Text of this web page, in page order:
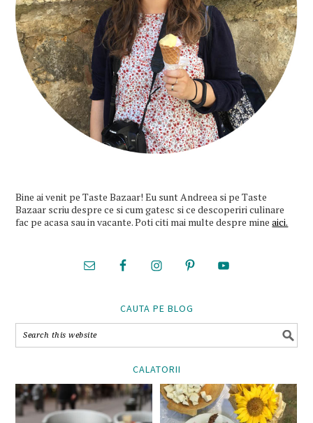
Bine ai venit pe Taste Bazaar! Eu sunt Andreea si pe Taste
Bazaar scriu despre ce si cum gatesc si ce descoperiri culinare
fac pe acasa sau in vacante. Poti citi mai multe despre mineaici.
CAUTA PE BLOG
CALATORII